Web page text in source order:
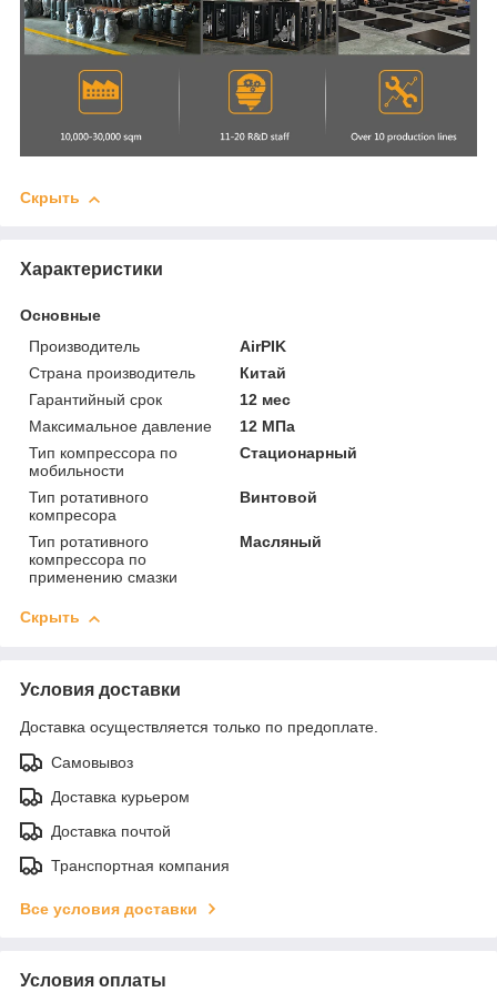
Скрыть
Характеристики
Основные
Производитель
AirPIK
Страна производитель
Китай
Гарантийный срок
12 мес
Максимальное давление
12 МПа
Тип компрессора по
мобильности
Стационарный
Тип ротативного
компресора
Винтовой
Тип ротативного
компрессора по
применению смазки
Масляный
Скрыть
Условия доставки
Доставка осуществляется только по предоплате.
Самовывоз
Доставка курьером
Доставка почтой
Транспортная компания
Все условия доставки
Условия оплаты